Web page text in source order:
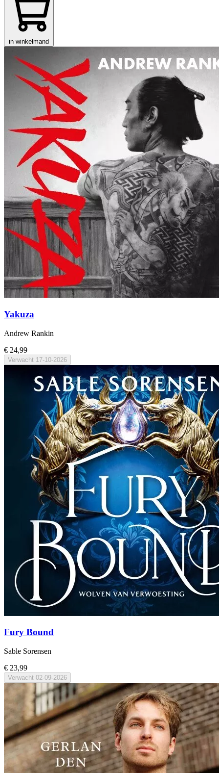
in winkelmand
Yakuza
Andrew Rankin
€ 24,99
Verwacht 17-10-2026
Fury Bound
Sable Sorensen
€ 23,99
Verwacht 02-09-2026